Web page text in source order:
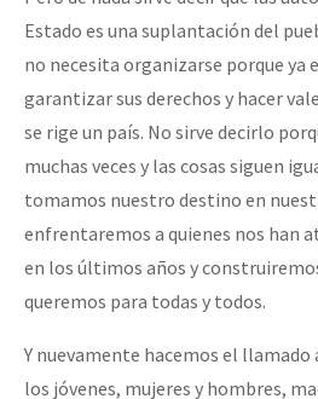
Estado es una suplantación del
no necesita organizarse porque ya
garantizar sus derechos y hacer
se rige un país. No sirve decirlo
muchas veces y las cosas siguen
tomamos nuestro destino en
enfrentaremos a quienes nos han
en los últimos años y
queremos para todas y todos.
Y nuevamente hacemos el llamado
los jóvenes, mujeres y hombres,